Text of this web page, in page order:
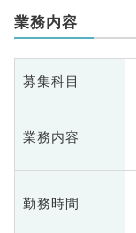
業務内容
募集科目
業務内容
勤務時間